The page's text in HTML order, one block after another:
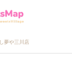
夢や三川店